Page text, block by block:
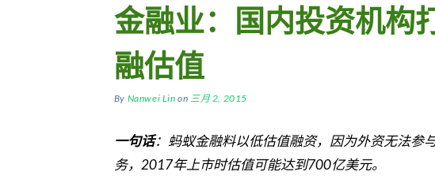
金融业：国内投资机构
融估值
By Nanwei Lin on 三月 2, 2015
一句话：蚂蚁金融料以低估值融资，因为外资无法参
务， 2017年上市时估值可能达到700亿美元。